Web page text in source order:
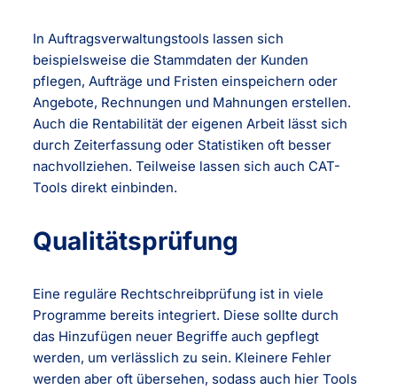
In Auftragsverwaltungstools lassen sich
beispielsweise die Stammdaten der Kunden
pflegen, Aufträge und Fristen einspeichern oder
Angebote, Rechnungen und Mahnungen erstellen.
Auch die Rentabilität der eigenen Arbeit lässt sich
durch Zeiterfassung oder Statistiken oft besser
nachvollziehen. Teilweise lassen sich auch CAT-
Tools direkt einbinden.
Qualitätsprüfung
Eine reguläre Rechtschreibprüfung ist in viele
Programme bereits integriert. Diese sollte durch
das Hinzufügen neuer Begriffe auch gepflegt
werden, um verlässlich zu sein. Kleinere Fehler
werden aber oft übersehen, sodass auch hier Tools